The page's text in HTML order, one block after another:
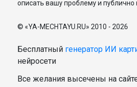
описать вашу проблему и публично
© «YA-MECHTAYU.RU» 2010 - 2026
Бесплатный генератор ИИ
нейросети
Все желания высечены на